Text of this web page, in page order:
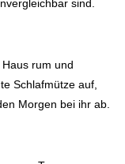
sind.
rum und
Schlafmütze auf,
Morgen bei ihr ab.